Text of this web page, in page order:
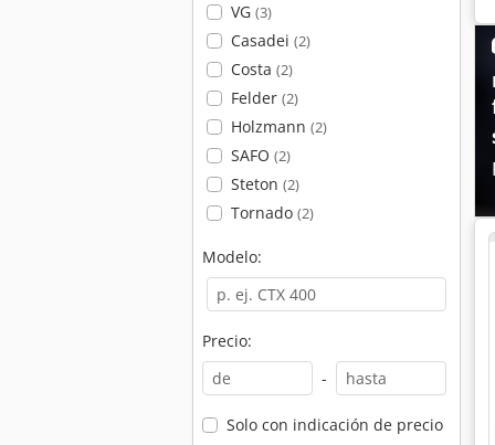
VG (3)
Casadei (2)
Costa (2)
Felder (2)
Holzmann (2)
SAFO (2)
Steton (2)
Tornado (2)
Modelo:
Precio:
-
Solo con indicación de precio